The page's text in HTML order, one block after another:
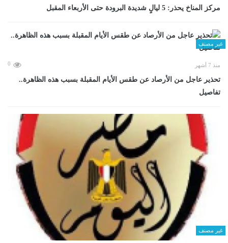
مركز المناخ يحذر: 5 ليالٍ شديدة البرودة حتى الأربعاء المقبل
غير مصنف
منذ 7 أشهر 0
تحذير عاجل من الأرصاد عن طقس الأيام المقبلة بسبب هذه الظاهرة..
تفاصيل
غير مصنف